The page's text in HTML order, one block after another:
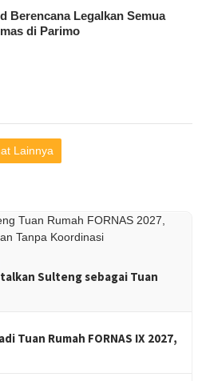
Berencana Legalkan Semua
di Parimo
Lainnya
Sulteng sebagai Tuan
Tuan Rumah FORNAS IX 2027,